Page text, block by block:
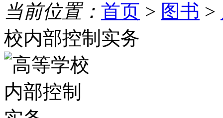
当前位置： 首页 > 图书 >
校内部控制实务